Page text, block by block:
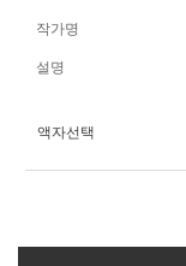
작가명
설명
액자선택